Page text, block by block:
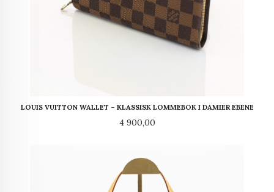
LOUIS VUITTON WALLET – KLASSISK LOMMEBOK I DAMIER EBENE
Pris
4 900,00